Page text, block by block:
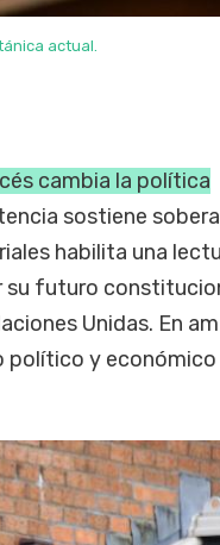
actual.
cambia la política
sostiene
habilita una
su futuro
Unidas. En
político y